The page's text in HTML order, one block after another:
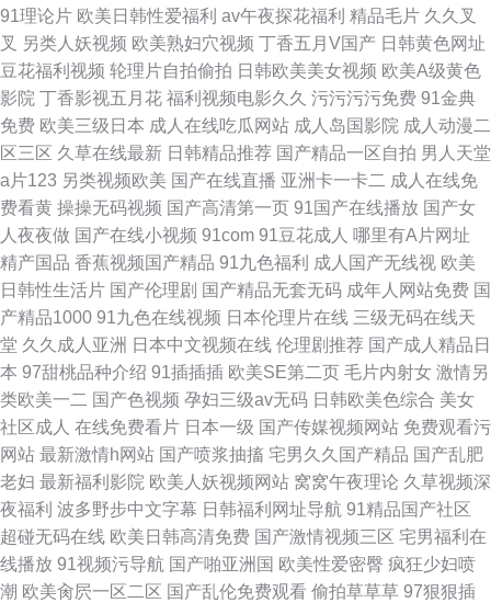
91理论片 欧美日韩性爱福利 av午夜探花福利 精品毛片 久久叉
叉 另类人妖视频 欧美熟妇穴视频 丁香五月V国产 日韩黄色网址
豆花福利视频 轮理片自拍偷拍 日韩欧美美女视频 欧美A级黄色
影院 丁香影视五月花 福利视频电影久久 污污污污免费 91金典
免费 欧美三级日本 成人在线吃瓜网站 成人岛国影院 成人动漫二
区三区 久草在线最新 日韩精品推荐 国产精品一区自拍 男人天堂
a片123 另类视频欧美 国产在线直播 亚洲卡一卡二 成人在线免
费看黄 操操无码视频 国产高清第一页 91国产在线播放 国产女
人夜夜做 国产在线小视频 91com 91豆花成人 哪里有A片网址
精产国品 香蕉视频国产精品 91九色福利 成人国产无线视 欧美
日韩性生活片 国产伦理剧 国产精品无套无码 成年人网站免费 国
产精品1000 91九色在线视频 日本伦理片在线 三级无码在线天
堂 久久成人亚洲 日本中文视频在线 伦理剧推荐 国产成人精品日
本 97甜桃品种介绍 91插插插 欧美SE第二页 毛片内射女 激情另
类欧美一二 国产色视频 孕妇三级av无码 日韩欧美色综合 美女
社区成人 在线免费看片 日本一级 国产传媒视频网站 免费观看污
网站 最新激情h网站 国产喷浆抽搐 宅男久久国产精品 国产乱肥
老妇 最新福利影院 欧美人妖视频网站 窝窝午夜理论 久草视频深
夜福利 波多野步中文字幕 日韩福利网址导航 91精品国产社区
超碰无码在线 欧美日韩高清免费 国产激情视频三区 宅男福利在
线播放 91视频污导航 国产啪亚洲国 欧美性爱密臀 疯狂少妇喷
潮 欧美肏屄一区二区 国产乱伦免费观看 偷拍草草草 97狠狠插